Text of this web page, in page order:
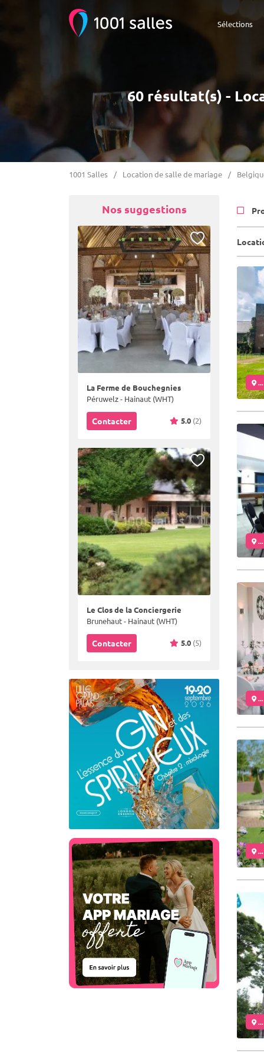
Sélections
60 résultat(s) -
1001 Salles Location de salle de mariage
Nos suggestions
La Ferme de Bouchegnies
Péruwelz - Hainaut (WHT)
Contacter 5.0 (2)
Le Clos de la Conciergerie
Brunehaut - Hainaut (WHT)
Contacter 5.0 (5)
...
...
...
...
...